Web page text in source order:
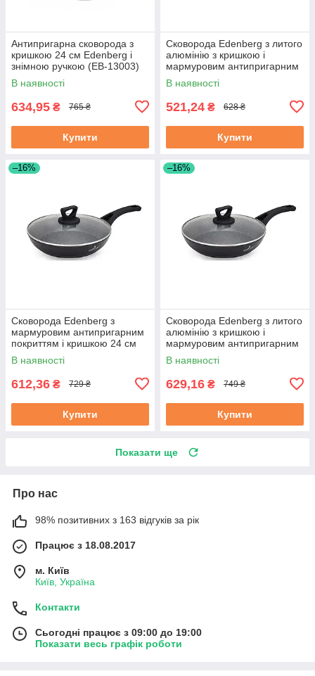
Антипригарна сковорода з
кришкою 24 см Edenberg і
знімною ручкою (EB-13003)
В наявності
634,95 ₴ 765 ₴
Купити
Сковорода Edenberg з литого
алюмінію з кришкою і
мармуровим антипригарним
покриттям 22 см (EB-7453)
В наявності
521,24 ₴ 628 ₴
Купити
–16%
Сковорода Edenberg з
мармуровим антипригарним
покриттям і кришкою 24 см
(EB-7454)
В наявності
612,36 ₴ 729 ₴
Купити
–16%
Сковорода Edenberg з литого
алюмінію з кришкою і
мармуровим антипригарним
покриттям 26 см (EB-7455)
В наявності
629,16 ₴ 749 ₴
Купити
Показати ще
Про нас
98% позитивних з 163 відгуків за рік
Працює з 18.08.2017
м. Київ
Київ, Україна
Контакти
Сьогодні працює з 09:00 до 19:00
Показати весь графік роботи